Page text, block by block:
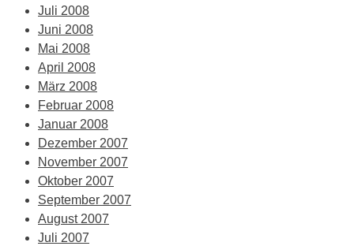
Juli 2008
Juni 2008
Mai 2008
April 2008
März 2008
Februar 2008
Januar 2008
Dezember 2007
November 2007
Oktober 2007
September 2007
August 2007
Juli 2007